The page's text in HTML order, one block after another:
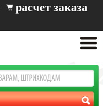
расчет заказа